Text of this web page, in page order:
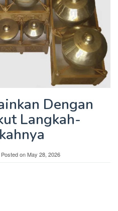
Dengan
Langkah-
Posted onMay 28, 2026